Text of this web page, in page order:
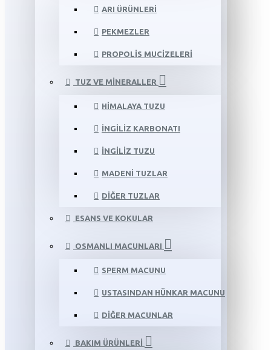
ARI ÜRÜNLERI
PEKMEZLER
PROPOLIS MUCIZELERI
TUZ VE MINERALLER
HIMALAYA TUZU
İNGILIZ KARBONATI
İNGILIZ TUZU
MADENI TUZLAR
DIĞER TUZLAR
ESANS VE KOKULAR
OSMANLI MACUNLARI
SPERM MACUNU
USTASINDAN HÜNKAR MACUNU
DIĞER MACUNLAR
BAKIM ÜRÜNLERI